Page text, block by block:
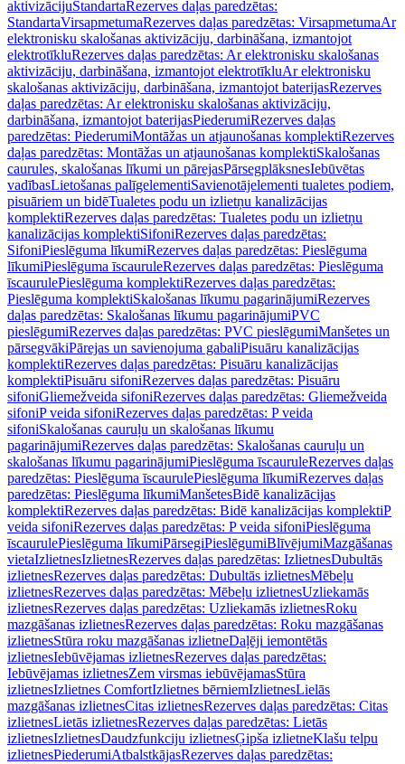
aktivizācijuStandartaRezerves daļas paredzētas:
StandartaVirsapmetumaRezerves daļas paredzētas: VirsapmetumaAr
elektronisku skalošanas aktivizāciju, darbināšana, izmantojot
elektrotīkluRezerves daļas paredzētas: Ar elektronisku skalošanas
aktivizāciju, darbināšana, izmantojot elektrotīkluAr elektronisku
skalošanas aktivizāciju, darbināšana, izmantojot baterijasRezerves
daļas paredzētas: Ar elektronisku skalošanas aktivizāciju,
darbināšana, izmantojot baterijasPiederumiRezerves daļas
paredzētas: PiederumiMontāžas un atjaunošanas komplektiRezerves
daļas paredzētas: Montāžas un atjaunošanas komplektiSkalošanas
caurules, skalošanas līkumi un pārejasPārsegplāksnesIebūvētas
vadībasLietošanas palīgelementiSavienotājelementi tualetes podiem,
pisuāriem un bidēTualetes podu un izlietņu kanalizācijas
komplektiRezerves daļas paredzētas: Tualetes podu un izlietņu
kanalizācijas komplektiSifoniRezerves daļas paredzētas:
SifoniPieslēguma līkumiRezerves daļas paredzētas: Pieslēguma
līkumiPieslēguma īscauruleRezerves daļas paredzētas: Pieslēguma
īscaurulePieslēguma komplektiRezerves daļas paredzētas:
Pieslēguma komplektiSkalošanas līkumu pagarinājumiRezerves
daļas paredzētas: Skalošanas līkumu pagarinājumiPVC
pieslēgumiRezerves daļas paredzētas: PVC pieslēgumiManšetes un
pārsegvākiPārejas un savienojuma gabaliPisuāru kanalizācijas
komplektiRezerves daļas paredzētas: Pisuāru kanalizācijas
komplektiPisuāru sifoniRezerves daļas paredzētas: Pisuāru
sifoniGliemežveida sifoniRezerves daļas paredzētas: Gliemežveida
sifoniP veida sifoniRezerves daļas paredzētas: P veida
sifoniSkalošanas cauruļu un skalošanas līkumu
pagarinājumiRezerves daļas paredzētas: Skalošanas cauruļu un
skalošanas līkumu pagarinājumiPieslēguma īscauruleRezerves daļas
paredzētas: Pieslēguma īscaurulePieslēguma līkumiRezerves daļas
paredzētas: Pieslēguma līkumiManšetesBidē kanalizācijas
komplektiRezerves daļas paredzētas: Bidē kanalizācijas komplektiP
veida sifoniRezerves daļas paredzētas: P veida sifoniPieslēguma
īscaurulePieslēguma līkumiPārsegiPieslēgumiBlīvējumiMazgāšanas
vietaIzlietnesIzlietnesRezerves daļas paredzētas: IzlietnesDubultās
izlietnesRezerves daļas paredzētas: Dubultās izlietnesMēbeļu
izlietnesRezerves daļas paredzētas: Mēbeļu izlietnesUzliekamās
izlietnesRezerves daļas paredzētas: Uzliekamās izlietnesRoku
mazgāšanas izlietnesRezerves daļas paredzētas: Roku mazgāšanas
izlietnesStūra roku mazgāšanas izlietneDaļēji iemontētās
izlietnesIebūvējamas izlietnesRezerves daļas paredzētas:
Iebūvējamas izlietnesZem virsmas iebūvējamasStūra
izlietnesIzlietnes ComfortIzlietnes bērniemIzlietnesLielās
mazgāšanas izlietnesCitas izlietnesRezerves daļas paredzētas: Citas
izlietnesLietās izlietnesRezerves daļas paredzētas: Lietās
izlietnesIzlietnesDaudzfunkciju izlietnesĢipša izlietneKlašu telpu
izlietnesPiederumiAtbalstkājasRezerves daļas paredzētas: